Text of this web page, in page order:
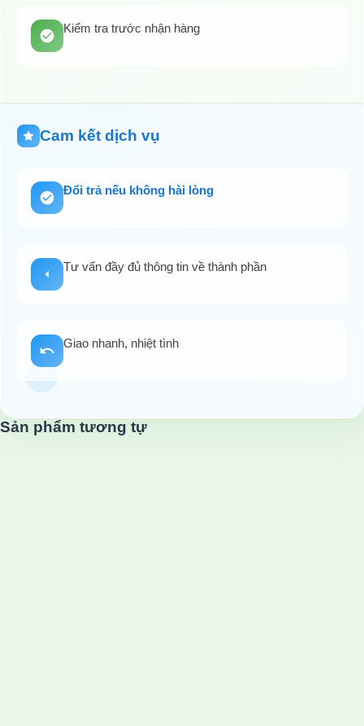
Kiểm tra trước nhận hàng
Cam kết dịch vụ
Đổi trả nếu không hài lòng
Tư vấn đầy đủ thông tin về thành phần
Giao nhanh, nhiệt tình
Sản phẩm tương tự